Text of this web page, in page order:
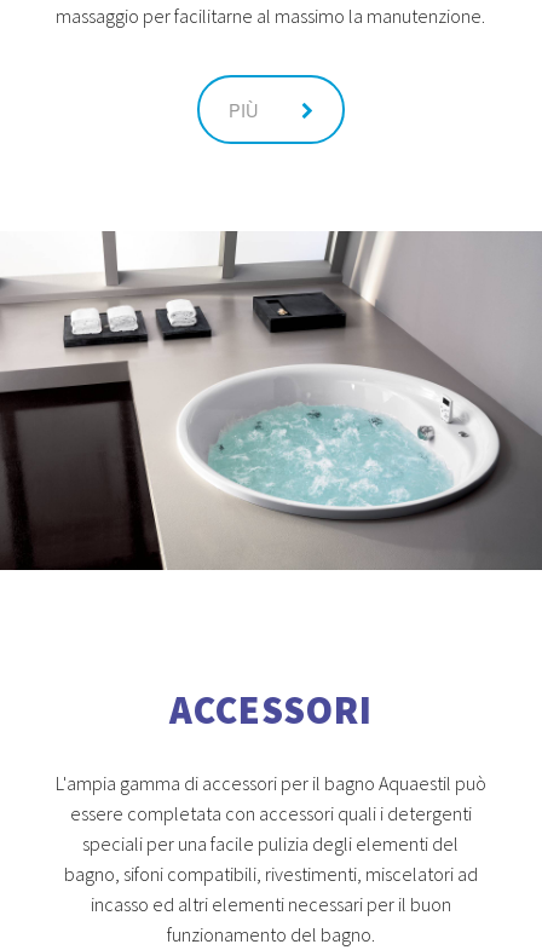
massaggio per facilitarne al massimo la manutenzione.
PIÙ
ACCESSORI
L'ampia gamma di accessori per il bagno Aquaestil può
essere completata con accessori quali i detergenti
speciali per una facile pulizia degli elementi del
bagno, sifoni compatibili, rivestimenti, miscelatori ad
incasso ed altri elementi necessari per il buon
funzionamento del bagno.